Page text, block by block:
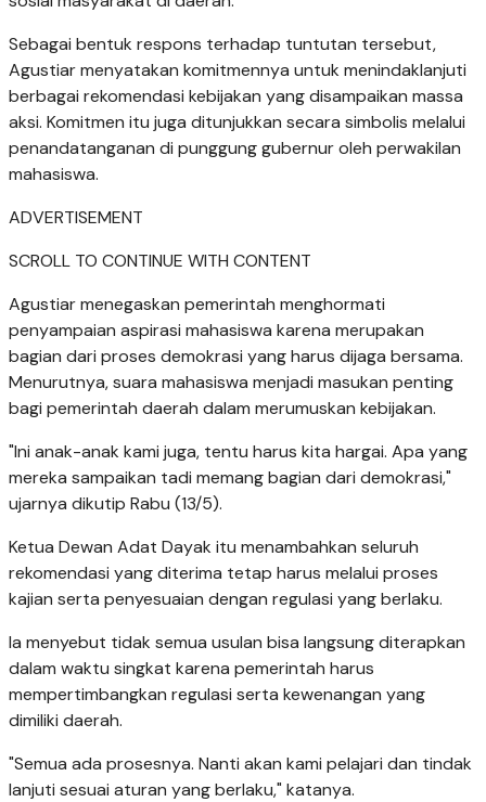
Sebagai bentuk respons terhadap tuntutan tersebut,
Agustiar menyatakan komitmennya untuk menindaklanjuti
berbagai rekomendasi kebijakan yang disampaikan massa
aksi. Komitmen itu juga ditunjukkan secara simbolis melalui
penandatanganan di punggung gubernur oleh perwakilan
mahasiswa.
ADVERTISEMENT
SCROLL TO CONTINUE WITH CONTENT
Agustiar menegaskan pemerintah menghormati
penyampaian aspirasi mahasiswa karena merupakan
bagian dari proses demokrasi yang harus dijaga bersama.
Menurutnya, suara mahasiswa menjadi masukan penting
bagi pemerintah daerah dalam merumuskan kebijakan.
"Ini anak-anak kami juga, tentu harus kita hargai. Apa yang
mereka sampaikan tadi memang bagian dari demokrasi,"
ujarnya dikutip Rabu (13/5).
Ketua Dewan Adat Dayak itu menambahkan seluruh
rekomendasi yang diterima tetap harus melalui proses
kajian serta penyesuaian dengan regulasi yang berlaku.
Ia menyebut tidak semua usulan bisa langsung diterapkan
dalam waktu singkat karena pemerintah harus
mempertimbangkan regulasi serta kewenangan yang
dimiliki daerah.
"Semua ada prosesnya. Nanti akan kami pelajari dan tindak
lanjuti sesuai aturan yang berlaku," katanya.